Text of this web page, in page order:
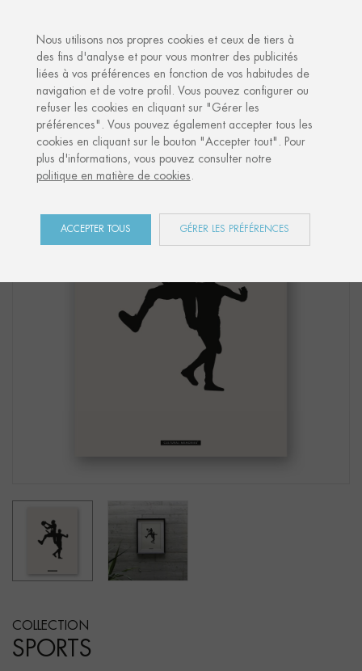
Sports Affiche "BASKET 04"
COLLECTION
SPORTS
Nous utilisons nos propres cookies et ceux de tiers à
des fins d'analyse et pour vous montrer des publicités
liées à vos préférences en fonction de vos habitudes de
navigation et de votre profil. Vous pouvez configurer ou
refuser les cookies en cliquant sur "Gérer les
préférences". Vous pouvez également accepter tous les
cookies en cliquant sur le bouton "Accepter tout". Pour
plus d'informations, vous pouvez consulter notre
politique en matière de cookies.
ACCEPTER TOUS GÉRER LES PRÉFÉRENCES